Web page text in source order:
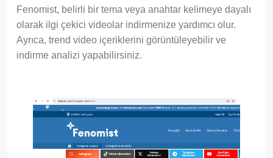
Fenomist, belirli bir tema veya anahtar kelimeye dayalı
olarak ilgi çekici videolar indirmenize yardımcı olur.
Ayrıca, trend video içeriklerini görüntüleyebilir ve
indirme analizi yapabilirsiniz.